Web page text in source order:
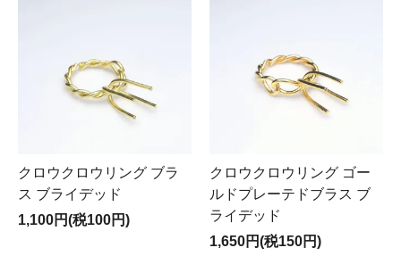
クロウクロウリング ブラ
ス ブライデッド
1,100円(税100円)
クロウクロウリング ゴー
ルドプレーテドブラス ブ
ライデッド
1,650円(税150円)